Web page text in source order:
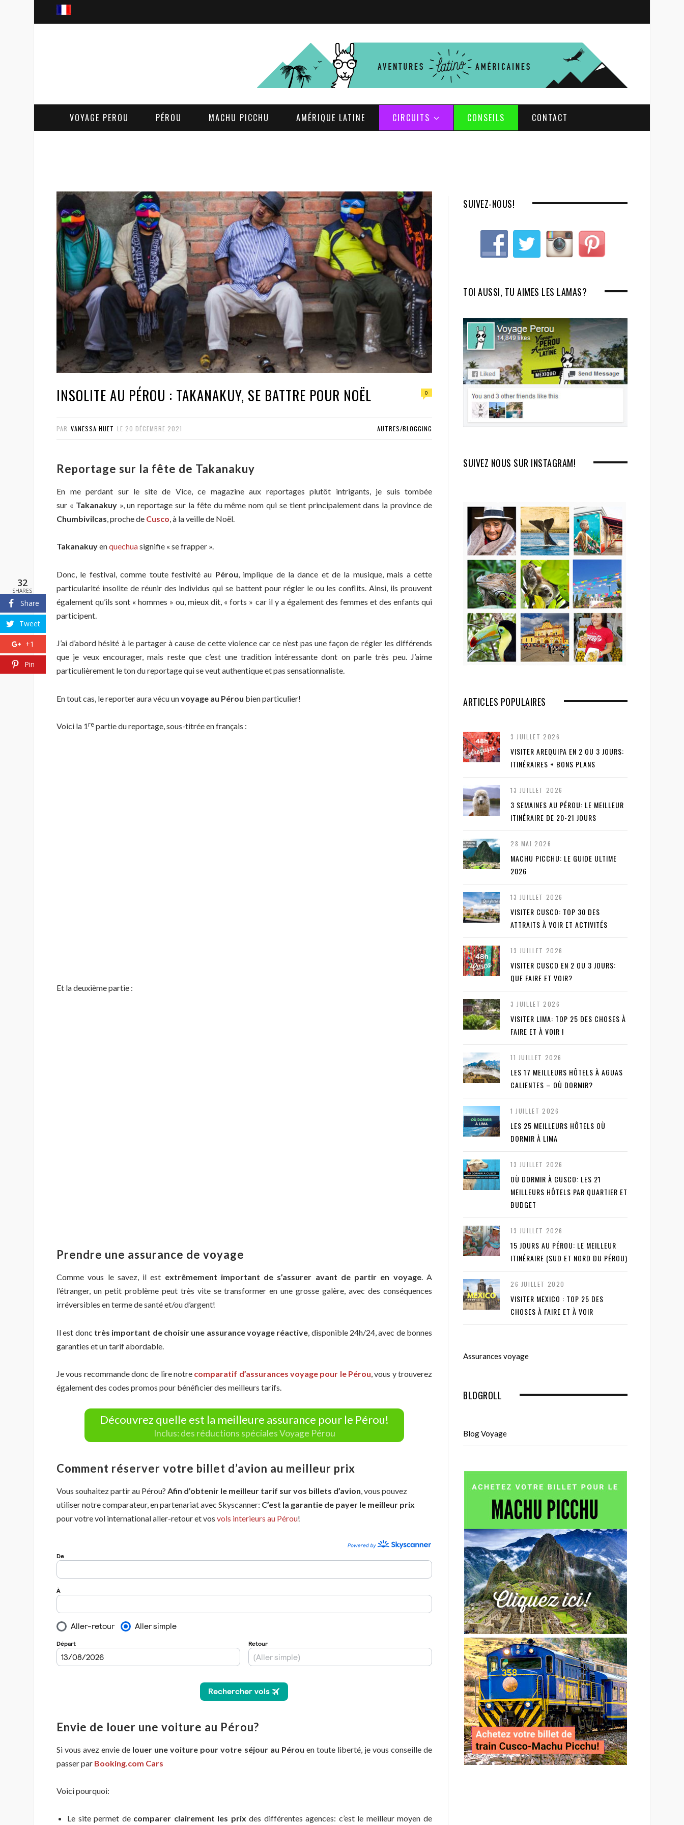
c
VOYAGE PEROU PÉROU MACHU PICCHU AMÉRIQUE LATINE CIRCUITS CONSEILS CONTACT
INSOLITE AU PÉROU : TAKANAKUY, SE BATTRE POUR NOËL 0
PAR VANESSA HUET LE 20 DÉCEMBRE 2021 AUTRES/BLOGGING
Reportage sur la fête de Takanakuy
En me perdant sur le site de Vice, ce magazine aux reportages plutôt intrigants, je suis tombée
sur « Takanakuy», un reportage sur la fête du même nom qui se tient principalement dans la province de
Chumbivilcas, proche de Cusco, à la veille de Noël.
Takanakuyenquechuasignifie « se frapper ».
Donc, le festival, comme toute festivité au Pérou, implique de la dance et de la musique, mais a cette
particularité insolite de réunir des individus qui se battent pour régler le ou les conflits. Ainsi, ils prouvent
également qu’ils sont « hommes » ou, mieux dit, « forts » car il y a également des femmes et des enfants qui
participent.
J’ai d’abord hésité à le partager à cause de cette violence car ce n’est pas une façon de régler les différends
que je veux encourager, mais reste que c’est une tradition intéressante dont on parle très peu. J’aime
particulièrement le ton du reportage qui se veut authentique et pas sensationnaliste.
En tout cas, le reporter aura vécu unvoyage au Pérou bien particulier!
Voici la 1repartie du reportage, sous-titrée en français :
Et la deuxième partie :
Prendre une assurance de voyage
Comme vous le savez, il est extrêmement important de s’assurer avant de partir en voyage. A
l’étranger, un petit problème peut très vite se transformer en une grosse galère, avec des conséquences
irréversibles en terme de santé et/ou d’argent!
Il est donc très important de choisir une assurance voyage réactive, disponible 24h/24, avec de bonnes
garanties et un tarif abordable.
Je vous recommande donc de lire notre comparatif d’assurances voyage pour le Pérou, vous y trouverez
également des codes promos pour bénéficier des meilleurs tarifs.
Découvrez quelle est la meilleure assurance pour le Pérou!
Inclus: des réductions spéciales Voyage Pérou
Comment réserver votre billet d’avion au meilleur prix
Vous souhaitez partir au Pérou? Afin d’obtenir le meilleur tarif sur vos billets d’avion, vous pouvez
utiliser notre comparateur, en partenariat avec Skyscanner: C’est la garantie de payer le meilleur prix
pour votre vol international aller-retour et vos vols interieurs au Pérou!
Envie de louer une voiture au Pérou?
Si vous avez envie de louer une voiture pour votre séjour au Pérou en toute liberté, je vous conseille de
passer par Booking.com Cars
Voici pourquoi:
Le site permet de comparer clairement les prix des différentes agences: c’est le meilleur moyen de
SUIVEZ-NOUS!
TOI AUSSI, TU AIMES LES LAMAS?
SUIVEZ NOUS SUR INSTAGRAM!
ARTICLES POPULAIRES
3 JUILLET 2026
VISITER AREQUIPA EN 2 OU 3 JOURS:
ITINÉRAIRES + BONS PLANS
13 JUILLET 2026
3 SEMAINES AU PÉROU: LE MEILLEUR
ITINÉRAIRE DE 20-21 JOURS
28 MAI 2026
MACHU PICCHU: LE GUIDE ULTIME
2026
13 JUILLET 2026
VISITER CUSCO: TOP 30 DES
ATTRAITS À VOIR ET ACTIVITÉS
13 JUILLET 2026
VISITER CUSCO EN 2 OU 3 JOURS:
QUE FAIRE ET VOIR?
3 JUILLET 2026
VISITER LIMA: TOP 25 DES CHOSES À
FAIRE ET À VOIR !
11 JUILLET 2026
LES 17 MEILLEURS HÔTELS À AGUAS
CALIENTES – OÙ DORMIR?
1 JUILLET 2026
LES 25 MEILLEURS HÔTELS OÙ
DORMIR À LIMA
13 JUILLET 2026
OÙ DORMIR À CUSCO: LES 21
MEILLEURS HÔTELS PAR QUARTIER ET
BUDGET
13 JUILLET 2026
15 JOURS AU PÉROU: LE MEILLEUR
ITINÉRAIRE (SUD ET NORD DU PÉROU)
26 JUILLET 2020
VISITER MEXICO : TOP 25 DES
CHOSES À FAIRE ET À VOIR
Assurances voyage
BLOGROLL
Blog Voyage
32
SHARES
Share
Tweet
+1
Pin